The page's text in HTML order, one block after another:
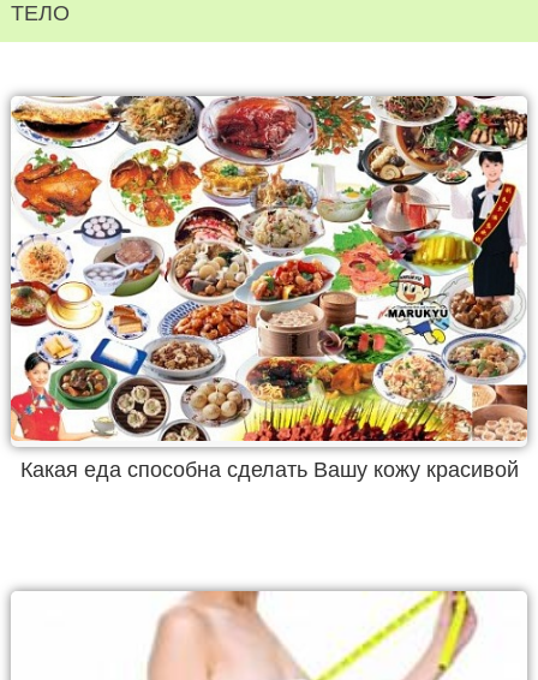
ТЕЛО
Какая еда способна сделать Вашу кожу красивой